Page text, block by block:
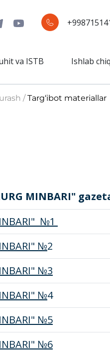
va ISTB Ishlab
/Targ‘ibot materiallar
MINBARI"
№1
№2
№3
№4
№5
№6